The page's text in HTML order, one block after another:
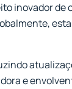
inovador
e